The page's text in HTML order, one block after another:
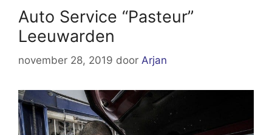
Auto Service “Pasteur”
Leeuwarden
november 28, 2019 door Arjan